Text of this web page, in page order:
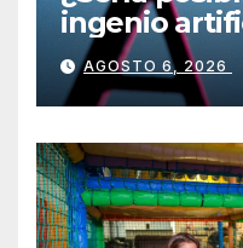
ingenio
consciencia?
AGOSTO 6, 2026